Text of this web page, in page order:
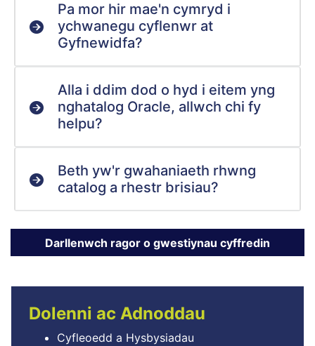
Pa mor hir mae'n cymryd i
ychwanegu cyflenwr at
Gyfnewidfa?
Alla i ddim dod o hyd i eitem yng
nghatalog Oracle, allwch chi fy
helpu?
Beth yw'r gwahaniaeth rhwng
catalog a rhestr brisiau?
Dolenni ac Adnoddau
Cyfleoedd a Hysbysiadau